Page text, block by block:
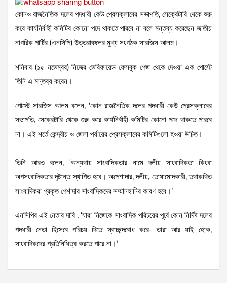
কোনও রাজনৈতিক দলের পদধারী কেউ প্রেসক্লাবের সভাপতি, সেক্রেটারি থেকে শুরু
করে কার্যনির্বাহী কমিটির কোনো পদে থাকতে পারবে না বলে মন্তব্য করেছেন জাতীয়
নাগরিক পার্টির (এনসিপি) উত্তরাঞ্চলের মুখ্য সংগঠক সারজিস আলম।
শনিবার (১৫ নভেম্বর) নিজের ভেরিফায়েড ফেসবুক পেজ থেকে দেওয়া এক পোস্টে
তিনি এ মন্তব্য করেন।
পোস্টে সারজিস আলম বলেন, ‘কোন রাজনৈতিক দলের পদধারী কেউ প্রেসক্লাবের
সভাপতি, সেক্রেটারি থেকে শুরু করে কার্যনির্বাহী কমিটির কোনো পদে থাকতে পারবে
না। এই শর্তে কেন্দ্রীয় ও জেলা পর্যায়ের প্রেসক্লাবের কমিটিগুলো হওয়া উচিত।
তিনি আরও বলেন, ‘অন্যথায় সাংবাদিকতার নামে দলীয় সাংবাদিকতা কিংবা
অপসংবাদিকতার দৃষ্টান্ত স্থাপিত হবে। অপেশাদার, দলীয়, তোষামোদকারী, তথাকথিত
সাংবাদিকরা প্রকৃত পেশাদার সাংবাদিকদের সম্মানহানির কারণ হবে।’
এনসিপির এই নেতার দাবি , ‘যারা নিজেকে সাংবাদিক পরিচয়ের পূর্বে কোন নির্দিষ্ট দলের
পদধারী নেতা হিসেবে পরিচয় দিতে স্বাচ্ছন্দবোধ করে- তারা আর যাই হোক,
সাংবাদিকদের প্রতিনিধিত্ব করতে পারে না।’